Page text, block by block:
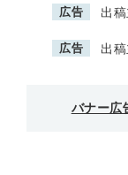
広告 出
広告 出
バナー広